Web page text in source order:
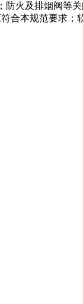
火及排烟阀等关
本规范要求；